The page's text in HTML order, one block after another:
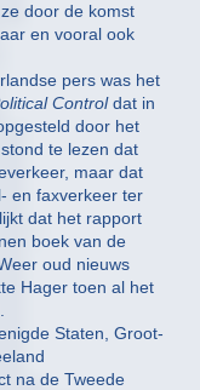
door de komst
en vooral ook
pers was het
Controldat in
door het
te lezen dat
maar dat
en faxverkeer ter
dat het rapport
boek van de
oud nieuws
Hager toen al het
Staten, Groot-
na de Tweede